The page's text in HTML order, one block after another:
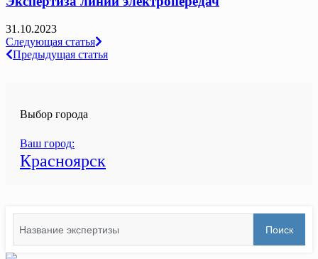
31.10.2023
Навигация
по
Следующая статья
Предыдущая статья
Выбор города
Ваш город:
Красноярск
for:
Поиск